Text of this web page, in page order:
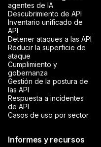
agentes de IA
Descubrimiento de API
Inventario unificado de
API
Detener ataques a las API
Reducir la superficie de
ataque
Cumplimiento y
gobernanza
Gestión de la postura de
las API
Respuesta a incidentes
de API
Casos de uso por sector
Informes y recursos